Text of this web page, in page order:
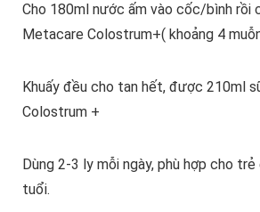
Cho 180ml nước ấm vào cốc/bình rồi
Metacare Colostrum+( khoảng 4
Khuấy đều cho tan hết, được 210ml
Colostrum +
Dùng 2-3 ly mỗi ngày, phù hợp cho
tuổi.